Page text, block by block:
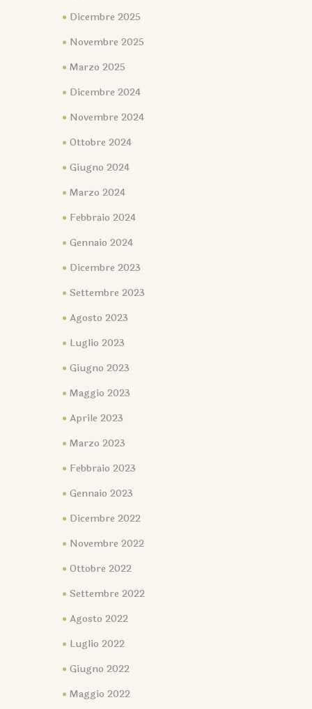
Dicembre 2025
Novembre 2025
Marzo 2025
Dicembre 2024
Novembre 2024
Ottobre 2024
Giugno 2024
Marzo 2024
Febbraio 2024
Gennaio 2024
Dicembre 2023
Settembre 2023
Agosto 2023
Luglio 2023
Giugno 2023
Maggio 2023
Aprile 2023
Marzo 2023
Febbraio 2023
Gennaio 2023
Dicembre 2022
Novembre 2022
Ottobre 2022
Settembre 2022
Agosto 2022
Luglio 2022
Giugno 2022
Maggio 2022